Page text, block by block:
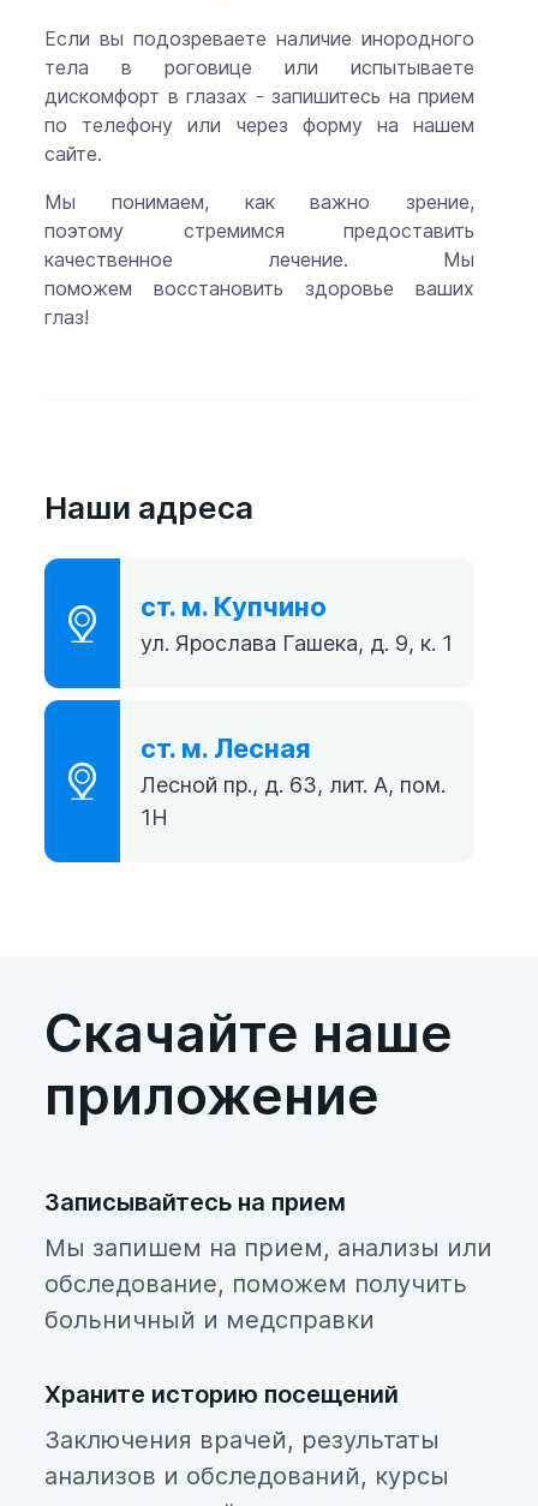
Если вы подозреваете наличие инородного
тела в роговице или испытываете
дискомфорт в глазах - запишитесь на прием
по телефону или через форму на нашем
сайте.
Мы понимаем, как важно зрение,
поэтому стремимся предоставить
качественное лечение. Мы
поможем восстановить здоровье ваших
глаз!
Наши адреса
ст. м. Купчино
ул. Ярослава Гашека, д. 9, к. 1
ст. м. Лесная
Лесной пр., д. 63, лит. А, пом.
1Н
Скачайте наше
приложение
Записывайтесь на прием
Мы запишем на прием, анализы или
обследование, поможем получить
больничный и медсправки
Храните историю посещений
Заключения врачей, результаты
анализов и обследований, курсы